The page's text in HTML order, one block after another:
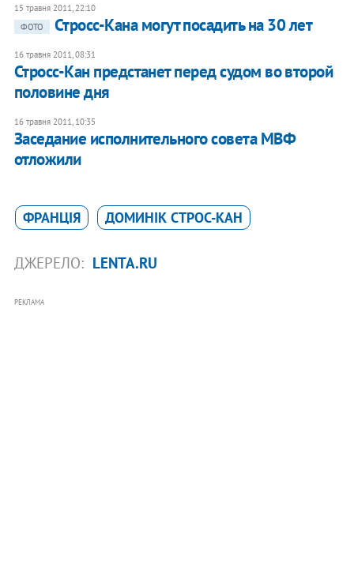
15 травня 2011, 22:10
ФОТО
Стросс-Кана могут посадить на 30 лет
16 травня 2011, 08:31
Стросс-Кан предстанет перед судом во второй
половине дня
16 травня 2011, 10:35
Заседание исполнительного совета МВФ
отложили
ФРАНЦІЯ ДОМИНІК СТРОС-КАН
ДЖЕРЕЛО: LENTA.RU
РЕКЛАМА